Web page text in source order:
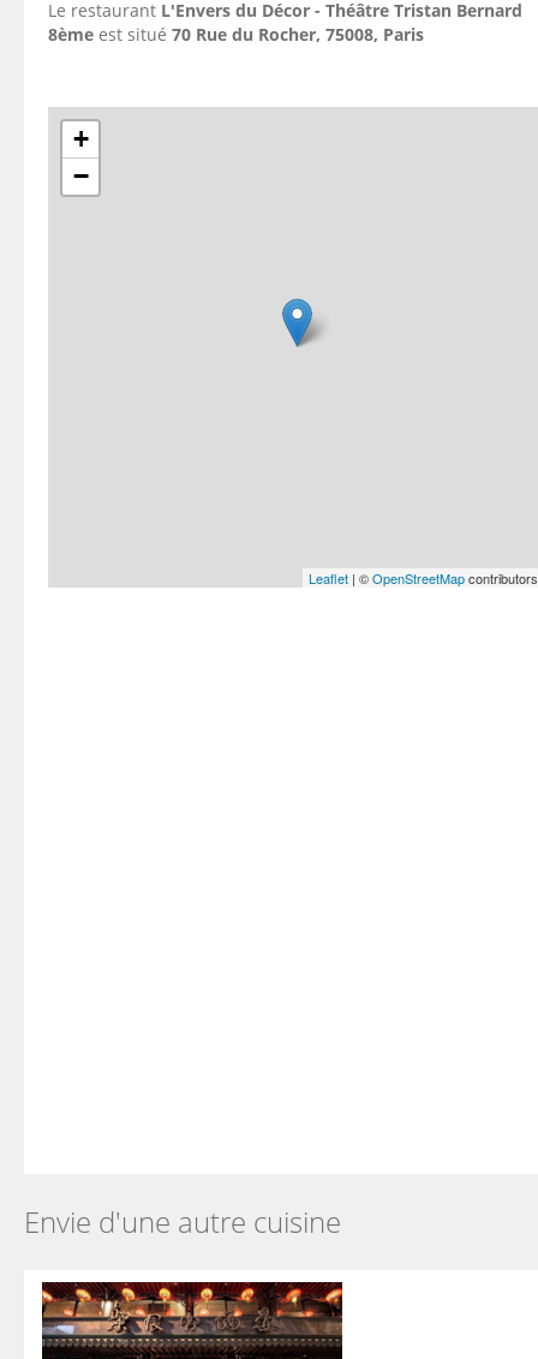
Le restaurant L'Envers du Décor - Théâtre Tristan Bernard
8ème est situé 70 Rue du Rocher, 75008, Paris
+
−
Leaflet | ©OpenStreetMapcontributors
Envie d'une autre cuisine